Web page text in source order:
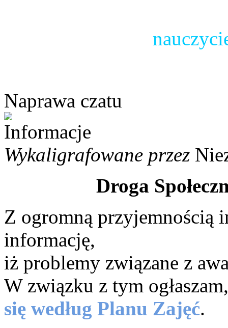
Naprawa czatu
Wykaligrafowane przez
Droga
Z ogromną przyjemnością
informację,
iż problemy związane z
W związku z tym
się według Planu Zajęć.